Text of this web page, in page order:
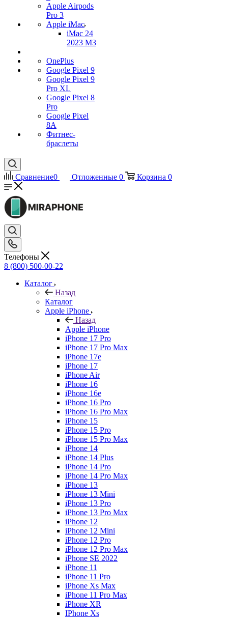
Apple Airpods
Pro 3
Apple iMac
iMac 24
2023 M3
OnePlus
Google Pixel 9
Google Pixel 9
Pro XL
Google Pixel 8
Pro
Google Pixel
8A
Фитнес-
браслеты
Сравнение0 Отложенные 0 Корзина 0
Телефоны
8 (800) 500-00-22
Каталог
Назад
Каталог
Apple iPhone
Назад
Apple iPhone
iPhone 17 Pro
iPhone 17 Pro Max
iPhone 17e
iPhone 17
iPhone Air
iPhone 16
iPhone 16e
iPhone 16 Pro
iPhone 16 Pro Max
iPhone 15
iPhone 15 Pro
iPhone 15 Pro Max
iPhone 14
iPhone 14 Plus
iPhone 14 Pro
iPhone 14 Pro Max
iPhone 13
iPhone 13 Mini
iPhone 13 Pro
iPhone 13 Pro Max
iPhone 12
iPhone 12 Mini
iPhone 12 Pro
iPhone 12 Pro Max
iPhone SE 2022
iPhone 11
iPhone 11 Pro
iPhone Xs Max
iPhone 11 Pro Max
iPhone XR
IPhone Xs